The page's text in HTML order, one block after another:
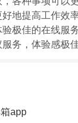
地提高工作效率
极佳的在线服务
务，体验感极佳
app